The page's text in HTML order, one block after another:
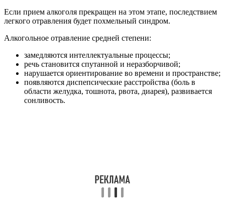
Если прием алкоголя прекращен на этом этапе, последствием
легкого отравления будет похмельный синдром.
Алкогольное отравление средней степени:
замедляются интеллектуальные процессы;
речь становится спутанной и неразборчивой;
нарушается ориентирование во времени и пространстве;
появляются диспепсические расстройства (боль в
области желудка, тошнота, рвота, диарея), развивается
сонливость.